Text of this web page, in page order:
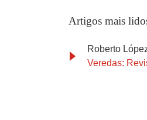
Artigos mais
Roberto
Veredas: